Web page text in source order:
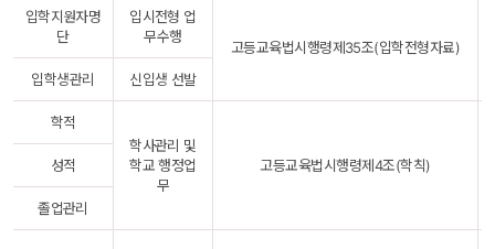
입학지원자명
단
입시전형 업
무수행
고등교육법시행령제35조(입학전형자료)
입학생관리
신입생 선발
학적
학사관리 및
학교 행정업
무
고등교육법시행령제4조(학칙)
성적
졸업관리